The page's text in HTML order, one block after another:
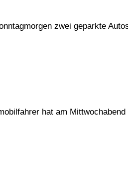
zwei geparkte
hat am Mittwochabend